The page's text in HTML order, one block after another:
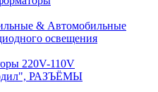
& Автомобильные
освещения
220V-110V
РАЗЪЁМЫ